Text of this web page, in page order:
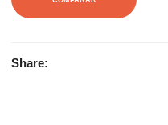
Share: